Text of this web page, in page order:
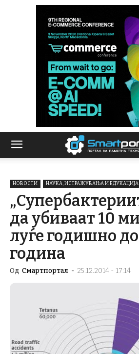
НОВОСТИ НАУКА, ИСТРАЖУВАЊА И ЕДУКАЦИЈА
да убиваат 10
луѓе годишно
година
Од Смартпортал - 25.12.2014 - 17:14